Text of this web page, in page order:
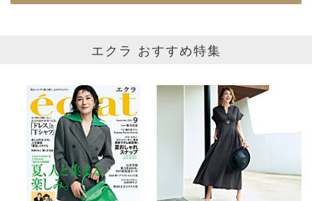
カラー
イエロー レッド ピンク
パープル グリーン ブルー
ゴールド シルバー マルチ
エクラ おすすめ特集